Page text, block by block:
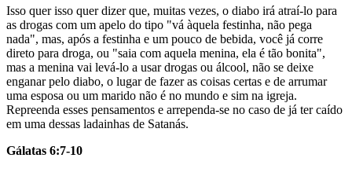
Isso quer isso quer dizer que, muitas vezes, o diabo irá atraí-lo para
as drogas com um apelo do tipo "vá àquela festinha, não pega
nada", mas, após a festinha e um pouco de bebida, você já corre
direto para droga, ou "saia com aquela menina, ela é tão bonita",
mas a menina vai levá-lo a usar drogas ou álcool, não se deixe
enganar pelo diabo, o lugar de fazer as coisas certas e de arrumar
uma esposa ou um marido não é no mundo e sim na igreja.
Repreenda esses pensamentos e arrependa-se no caso de já ter caído
em uma dessas ladainhas de Satanás.
Gálatas 6:7-10